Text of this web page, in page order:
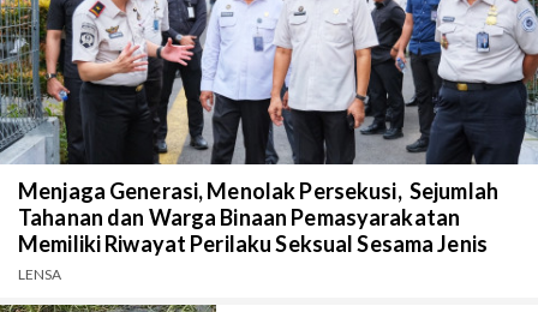
Menjaga Generasi, Menolak Persekusi, Sejumlah
Tahanan dan Warga Binaan Pemasyarakatan
Memiliki Riwayat Perilaku Seksual Sesama Jenis
LENSA